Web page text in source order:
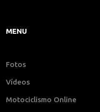
MENU
Fotos
Vídeos
Motociclismo Online